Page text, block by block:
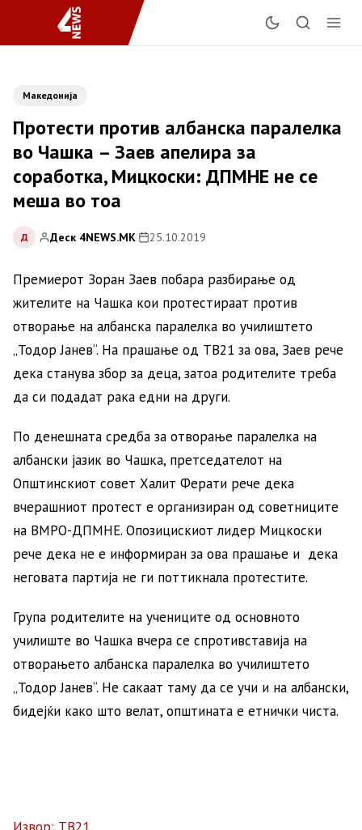
Македонија
Протести против албанска паралелка
во Чашка – Заев апелира за
соработка, Мицкоски: ДПМНЕ не се
меша во тоа
Д Деск 4NEWS.MK| 25.10.2019
Премиерот Зоран Заев побара разбирање од
жителите на Чашка кои протестираат против
отворање на албанска паралелка во училиштето
„Тодор Јанев“. На прашање од ТВ21 за ова, Заев рече
дека станува збор за деца, затоа родителите треба
да си подадат рака едни на други.
По денешната средба за отворање паралелка на
албански јазик во Чашка, претседателот на
Општинскиот совет Халит Ферати рече дека
вчерашниот протест е организиран од советниците
на ВМРО-ДПМНЕ. Опозицискиот лидер Мицкоски
рече дека не е информиран за ова прашање и дека
неговата партија не ги поттикнала протестите.
Група родителите на учениците од основното
училиште во Чашка вчера се спротивставија на
отворањето албанска паралелка во училиштето
„Тодор Јанев“. Не сакаат таму да се учи и на албански,
бидејќи како што велат, општината е етнички чиста.